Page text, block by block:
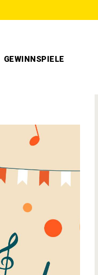
GEWINNSPIELE